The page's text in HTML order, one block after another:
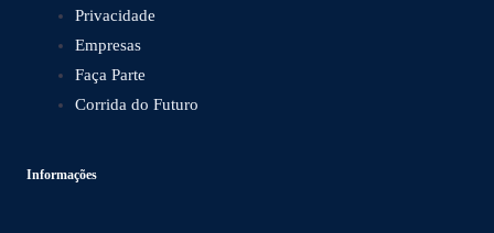
Privacidade
Empresas
Faça Parte
Corrida do Futuro
Informações